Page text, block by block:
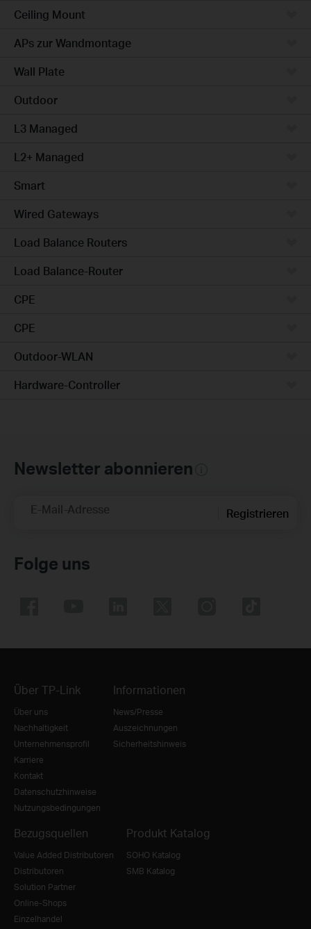
Ceiling Mount
APs zur Wandmontage
Wall Plate
Outdoor
L3 Managed
L2+ Managed
Smart
Wired Gateways
Load Balance Routers
Load Balance-Router
CPE
CPE
Outdoor-WLAN
Hardware-Controller
Newsletter abonnieren
E-Mail-Adresse Registrieren
Folge uns
Über TP-Link
Über uns
Nachhaltigkeit
Unternehmensprofil
Karriere
Kontakt
Datenschutzhinweise
Nutzungsbedingungen
Informationen
News/Presse
Auszeichnungen
Sicherheitshinweis
Bezugsquellen
Value Added Distributoren
Distributoren
Solution Partner
Online-Shops
Einzelhandel
Produkt Katalog
SOHO Katalog
SMB Katalog